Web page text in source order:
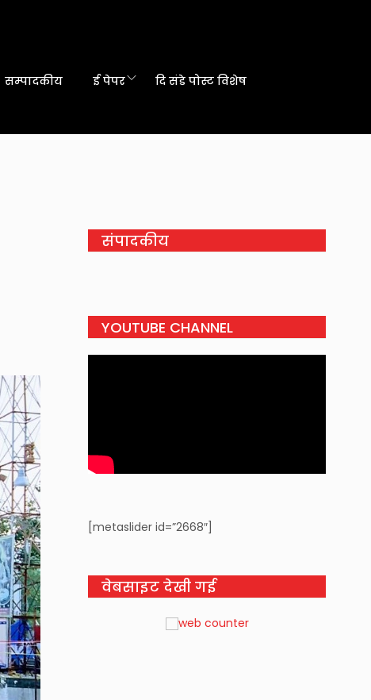
सम्पादकीय ई पेपर दि संडे पोस्ट विशेष
संपादकीय
YOUTUBE CHANNEL
[metaslider id=”2668″]
वेबसाइट देखी गई